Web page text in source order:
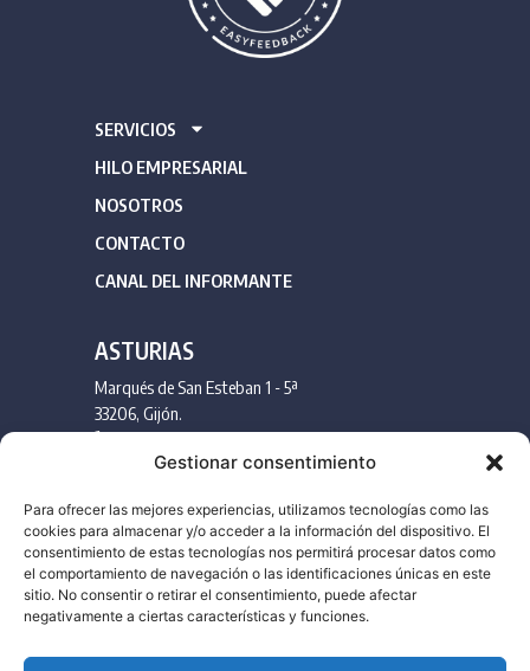
Gestionar consentimiento
Para ofrecer las mejores experiencias, utilizamos tecnologías como las
cookies para almacenar y/o acceder a la información del dispositivo. El
consentimiento de estas tecnologías nos permitirá procesar datos como
el comportamiento de navegación o las identificaciones únicas en este
sitio. No consentir o retirar el consentimiento, puede afectar
negativamente a ciertas características y funciones.
SERVICIOS
HILO EMPRESARIAL
NOSOTROS
CONTACTO
CANAL DEL INFORMANTE
ASTURIAS
Marqués de San Esteban 1 - 5ª
33206, Gijón.
985 175 051
info@llanaconsultores.com
MADRID
Velázquez 115, 3º Izq.
28006, Madrid
919 072 121